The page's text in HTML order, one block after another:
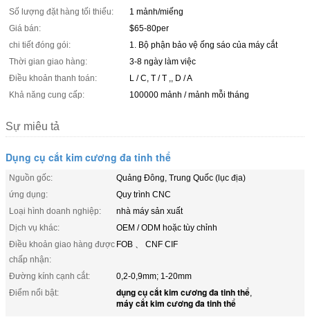
Số lượng đặt hàng tối thiểu:
1 mảnh/miếng
Giá bán:
$65-80per
chi tiết đóng gói:
1. Bộ phận bảo vệ ống sáo của máy cắt
Thời gian giao hàng:
3-8 ngày làm việc
Điều khoản thanh toán:
L / C, T / T ,, D / A
Khả năng cung cấp:
100000 mảnh / mảnh mỗi tháng
Sự miêu tả
Dụng cụ cắt kim cương đa tinh thể
Nguồn gốc:
Quảng Đông, Trung Quốc (lục địa)
ứng dụng:
Quy trình CNC
Loại hình doanh nghiệp:
nhà máy sản xuất
Dịch vụ khác:
OEM / ODM hoặc tùy chỉnh
Điều khoản giao hàng được
chấp nhận:
FOB 、 CNF CIF
Đường kính cạnh cắt:
0,2-0,9mm; 1-20mm
Điểm nổi bật:
dụng cụ cắt kim cương đa tinh thể,
máy cắt kim cương đa tinh thể